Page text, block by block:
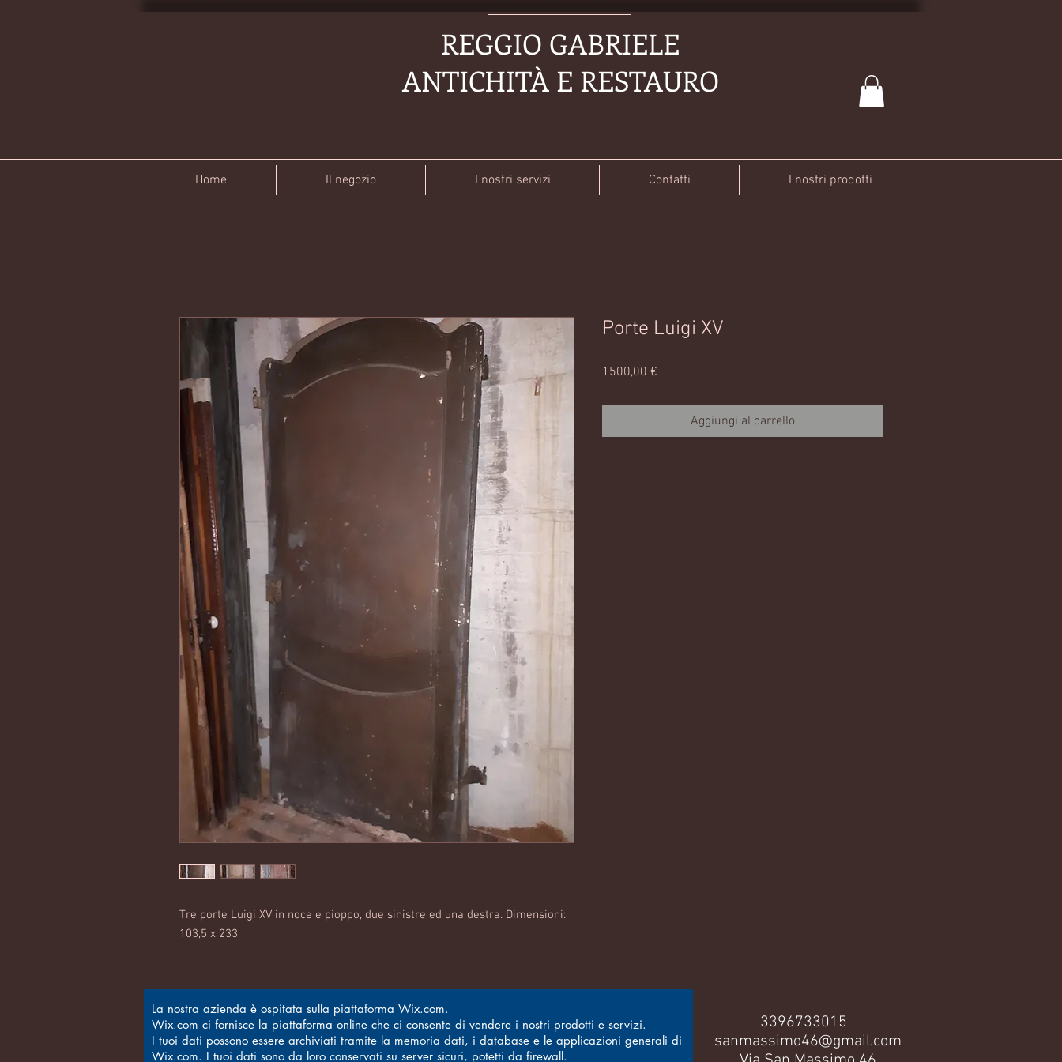
REGGIO GABRIELE
ANTICHITÀ E RESTAURO
Home Il negozio I nostri servizi Contatti I nostri prodotti
Tre porte Luigi XV in noce e pioppo, due sinistre ed una destra. Dimensioni:
103,5 x 233
Porte Luigi XV
1500,00 €
Aggiungi al carrello
La nostra azienda è ospitata sulla piattaforma Wix.com.
Wix.com ci fornisce la piattaforma online che ci consente di vendere i nostri prodotti e servizi.
I tuoi dati possono essere archiviati tramite la memoria dati, i database e le applicazioni generali di
Wix.com. I tuoi dati sono da loro conservati su server sicuri, potetti da firewall.
3396733015
sanmassimo46@gmail.com